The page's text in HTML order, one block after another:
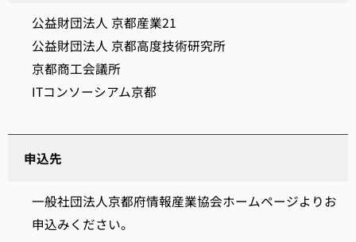
公益財団法人 京都産業21
公益財団法人 京都高度技術研究所
京都商工会議所
ITコンソーシアム京都
申込先
一般社団法人京都府情報産業協会ホームページよりお
申込みください。